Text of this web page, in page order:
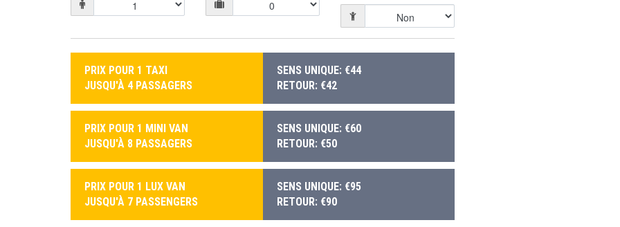
PRIX POUR 1 TAXI
JUSQU'À 4 PASSAGERS
SENS UNIQUE: €44
RETOUR: €42
PRIX POUR 1 MINI VAN
JUSQU'À 8 PASSAGERS
SENS UNIQUE: €60
RETOUR: €50
PRIX POUR 1 LUX VAN
JUSQU'À 7 PASSENGERS
SENS UNIQUE: €95
RETOUR: €90